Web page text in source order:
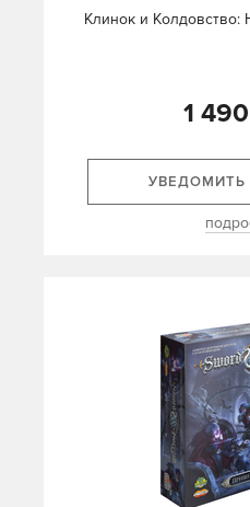
Клинок и Колдовство:
1
УВЕДОМИТЬ